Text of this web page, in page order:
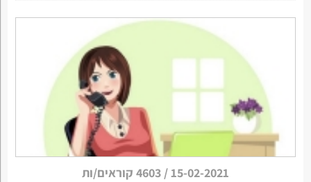
15-02-2021
/ 4603 קוראים/ות